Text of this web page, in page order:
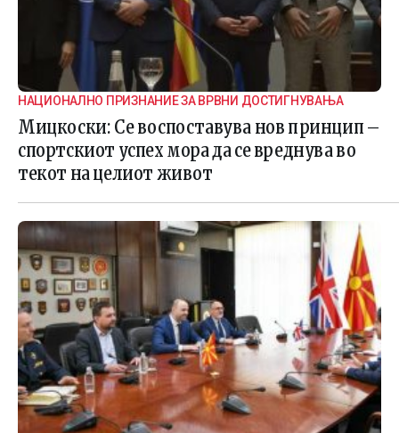
НАЦИОНАЛНО ПРИЗНАНИЕ ЗА ВРВНИ ДОСТИГНУВАЊА
Мицкоски: Се воспоставува нов принцип –
спортскиот успех мора да се вреднува во
текот на целиот живот